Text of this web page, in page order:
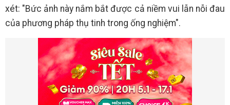
xét: "Bức ảnh này nắm bắt được cả niềm vui lẫn nỗi đau
của phương pháp thụ tinh trong ống nghiệm".